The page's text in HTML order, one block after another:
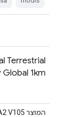
Terrestrial
1km